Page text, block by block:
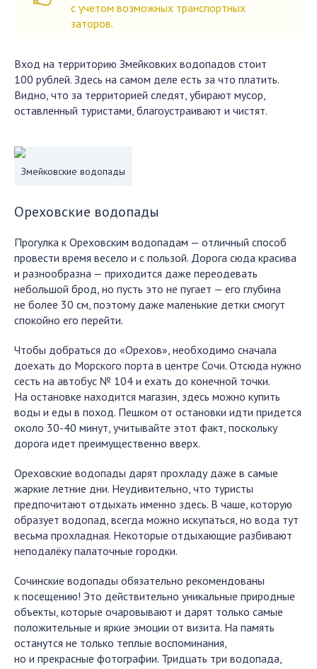
с учетом возможных транспортных
заторов.
Вход на территорию Змейковких водопадов стоит
100 рублей. Здесь на самом деле есть за что платить.
Видно, что за территорией следят, убирают мусор,
оставленный туристами, благоустраивают и чистят.
Змейковские водопады
Ореховские водопады
Прогулка к Ореховским водопадам — отличный способ
провести время весело и с пользой. Дорога сюда красива
и разнообразна — приходится даже переодевать
небольшой брод, но пусть это не пугает — его глубина
не более 30 см, поэтому даже маленькие детки смогут
спокойно его перейти.
Чтобы добраться до «Орехов», необходимо сначала
доехать до Морского порта в центре Сочи. Отсюда нужно
сесть на автобус № 104 и ехать до конечной точки.
На остановке находится магазин, здесь можно купить
воды и еды в поход. Пешком от остановки идти придется
около 30-40 минут, учитывайте этот факт, поскольку
дорога идет преимущественно вверх.
Ореховские водопады дарят прохладу даже в самые
жаркие летние дни. Неудивительно, что туристы
предпочитают отдыхать именно здесь. В чаше, которую
образует водопад, всегда можно искупаться, но вода тут
весьма прохладная. Некоторые отдыхающие разбивают
неподалёку палаточные городки.
Сочинские водопады обязательно рекомендованы
к посещению! Это действительно уникальные природные
объекты, которые очаровывают и дарят только самые
положительные и яркие эмоции от визита. На память
останутся не только теплые воспоминания,
но и прекрасные фотографии. Тридцать три водопада,